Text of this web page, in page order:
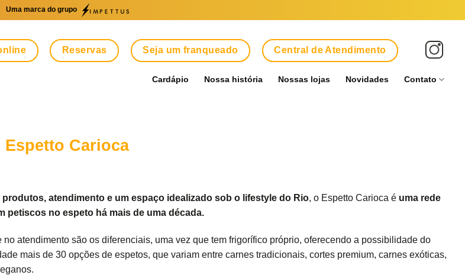
Uma marca do grupo
Reservas Seja um franqueado Central de Atendimento
Cardápio Nossa história Nossas lojas Novidades Contato
Carioca
produtos, atendimento e um espaço idealizado sob o lifestyle do Rio, o Espetto Carioca é uma rede
petiscos no espeto há mais de uma década.
atendimento são os diferenciais, uma vez que tem frigorífico próprio, oferecendo a possibilidade do
mais de 30 opções de espetos, que variam entre carnes tradicionais, cortes premium, carnes exóticas,